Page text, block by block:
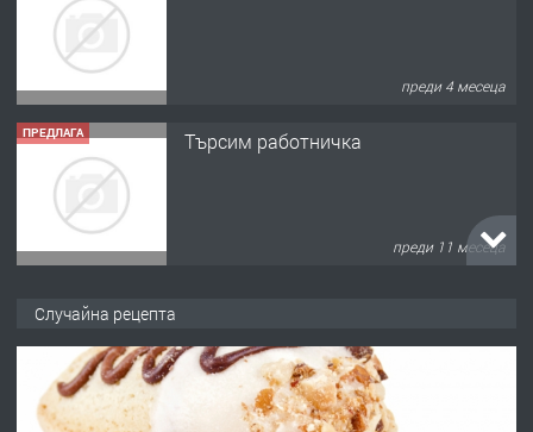
преди 4 месеца
ПРЕДЛАГА Търсим работничка
преди 11 месеца
Случайна рецепта